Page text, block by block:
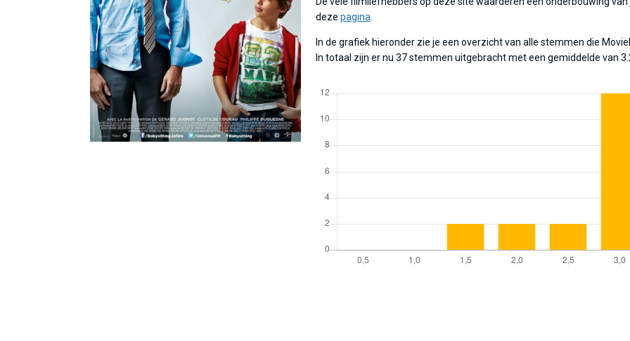
deze pagina
In de grafiek hieronder zie je een overzicht van alle stemmen die
In totaal zijn er nu 37 stemmen uitgebracht met een gemiddelde van